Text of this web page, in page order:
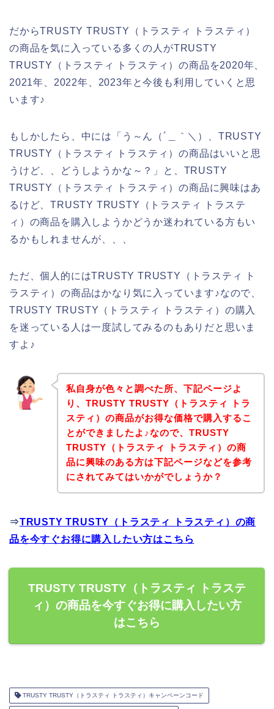
だからTRUSTY TRUSTY（トラスティ トラスティ）
の商品を気に入っている多くの人がTRUSTY
TRUSTY（トラスティ トラスティ）の商品を2020年、
2021年、2022年、2023年と今後も利用していくと思
います♪
もしかしたら、中には「う～ん（´＿｀＼）、TRUSTY
TRUSTY（トラスティ トラスティ）の商品はいいと思
うけど、、どうしようかな～？」と、TRUSTY
TRUSTY（トラスティ トラスティ）の商品に興味はあ
るけど、TRUSTY TRUSTY（トラスティ トラステ
ィ）の商品を購入しようかどうか迷われている方もい
るかもしれませんが、、、
ただ、個人的にはTRUSTY TRUSTY（トラスティ ト
ラスティ）の商品はかなり気に入っています♪なので、
TRUSTY TRUSTY（トラスティ トラスティ）の購入
を迷っている人は一度試してみるのもありだと思いま
すよ♪
私自身が色々と調べた所、下記ページよ
り、TRUSTY TRUSTY（トラスティ トラ
スティ）の商品がお得な価格で購入するこ
とができましたよ♪なので、TRUSTY
TRUSTY（トラスティ トラスティ）の商
品に興味のある方は下記ページなどを参考
にされてみてはいかがでしょうか？
⇒TRUSTY TRUSTY（トラスティ トラスティ）の商
品を今すぐお得に購入したい方はこちら
TRUSTY TRUSTY（トラスティ トラステ
ィ）の商品を今すぐお得に購入したい方
はこちら
TRUSTY TRUSTY（トラスティ トラスティ）キャンペーンコード